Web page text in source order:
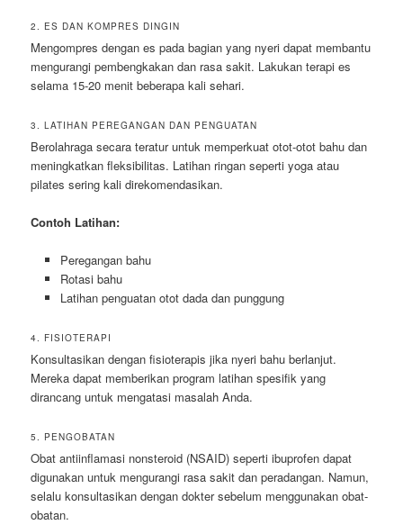
2. ES DAN KOMPRES DINGIN
Mengompres dengan es pada bagian yang nyeri dapat membantu
mengurangi pembengkakan dan rasa sakit. Lakukan terapi es
selama 15-20 menit beberapa kali sehari.
3. LATIHAN PEREGANGAN DAN PENGUATAN
Berolahraga secara teratur untuk memperkuat otot-otot bahu dan
meningkatkan fleksibilitas. Latihan ringan seperti yoga atau
pilates sering kali direkomendasikan.
Contoh Latihan:
Peregangan bahu
Rotasi bahu
Latihan penguatan otot dada dan punggung
4. FISIOTERAPI
Konsultasikan dengan fisioterapis jika nyeri bahu berlanjut.
Mereka dapat memberikan program latihan spesifik yang
dirancang untuk mengatasi masalah Anda.
5. PENGOBATAN
Obat antiinflamasi nonsteroid (NSAID) seperti ibuprofen dapat
digunakan untuk mengurangi rasa sakit dan peradangan. Namun,
selalu konsultasikan dengan dokter sebelum menggunakan obat-
obatan.